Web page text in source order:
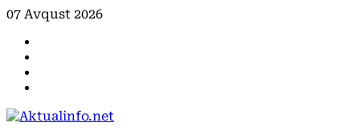
Skip
content
07 Avqust 2026